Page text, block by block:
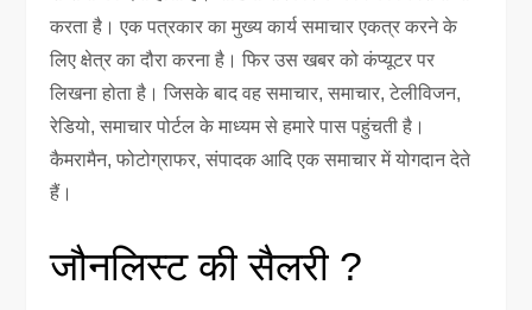
करता है। एक पत्रकार का मुख्य कार्य समाचार एकत्र करने के
लिए क्षेत्र का दौरा करना है। फिर उस खबर को कंप्यूटर पर
लिखना होता है। जिसके बाद वह समाचार, समाचार, टेलीविजन,
रेडियो, समाचार पोर्टल के माध्यम से हमारे पास पहुंचती है।
कैमरामैन, फोटोग्राफर, संपादक आदि एक समाचार में योगदान देते
हैं।
जौनलिस्ट की सैलरी ?